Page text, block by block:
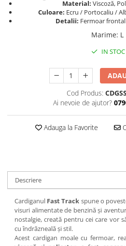
Material: Viscoză,
Culoare: Ecru / Portocaliu /
Detalii: Fermoar
Marime: L
IN STOC
Cod Produs:
Ai nevoie de ajutor?
Adauga la Favorite
Descriere
Cardiganul Fast Track spune o
visuri alimentate de benzină și
nostalgie, creată pentru cei care vor
cu îndrăzneală și stil.
Acest cardigan moale cu fermoar,